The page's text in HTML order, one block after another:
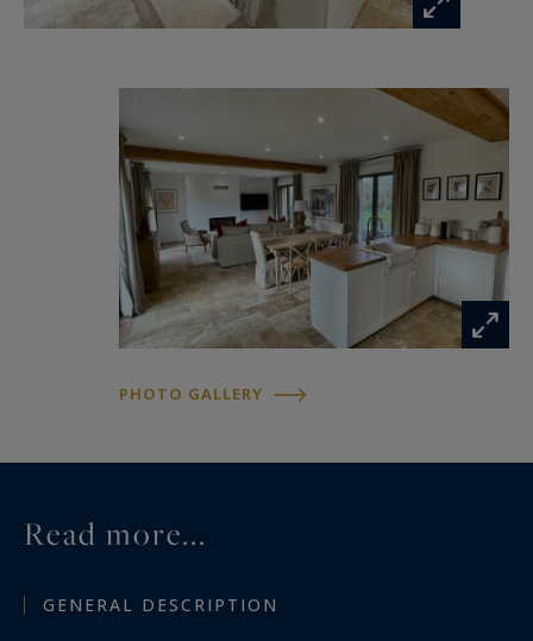
venir en Avril 2024, un jardin d'hiver, lieu
Cette propriété d’exception vous permettra
d’être proche de la plage et du centre-ville tout
en profitant pleinement de la beauté et la
quiétude des lieux.
Location week-end du vendredi au dimanche
Possibilité de privatiser tout le domaine.
www.georisques.gouv.fr
PHOTO GALLERY
Read more...
GENERAL DESCRIPTION